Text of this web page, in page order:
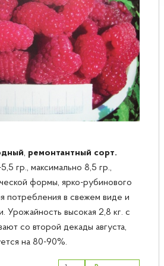
, ремонтантный сорт.
гр., максимально 8,5 гр.,
формы, ярко-рубинового
потребления в свежем виде и
Урожайность высокая 2,8 кг. с
со второй декады августа,
на 80-90%.